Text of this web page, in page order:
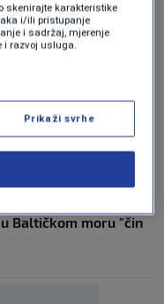
Trumpovog
bi bila kapitulacija
sila
Baltičkom moru "čin
skenirajte karakteristike
i/ili pristupanje
i sadržaj, mjerenje
i razvoj usluga.
Prikaži svrhe